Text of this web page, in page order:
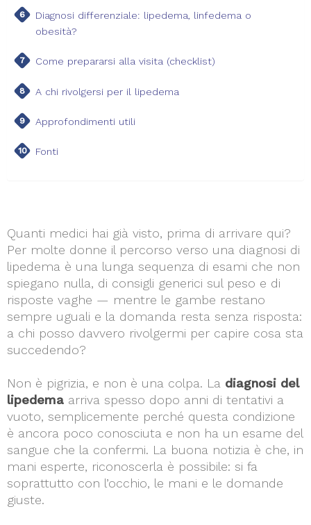
Diagnosi differenziale: lipedema, linfedema o
obesità?
Come prepararsi alla visita (checklist)
A chi rivolgersi per il lipedema
Approfondimenti utili
Fonti
Quanti medici hai già visto, prima di arrivare qui?
Per molte donne il percorso verso una diagnosi di
lipedema è una lunga sequenza di esami che non
spiegano nulla, di consigli generici sul peso e di
risposte vaghe — mentre le gambe restano
sempre uguali e la domanda resta senza risposta:
a chi posso davvero rivolgermi per capire cosa sta
succedendo?
Non è pigrizia, e non è una colpa. La diagnosi del
lipedema arriva spesso dopo anni di tentativi a
vuoto, semplicemente perché questa condizione
è ancora poco conosciuta e non ha un esame del
sangue che la confermi. La buona notizia è che, in
mani esperte, riconoscerla è possibile: si fa
soprattutto con l’occhio, le mani e le domande
giuste.